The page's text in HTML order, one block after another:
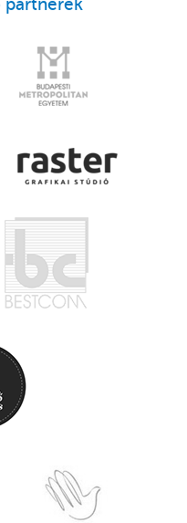
partnerek